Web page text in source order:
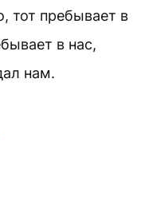
тот пребывает в
в нас,
нам.